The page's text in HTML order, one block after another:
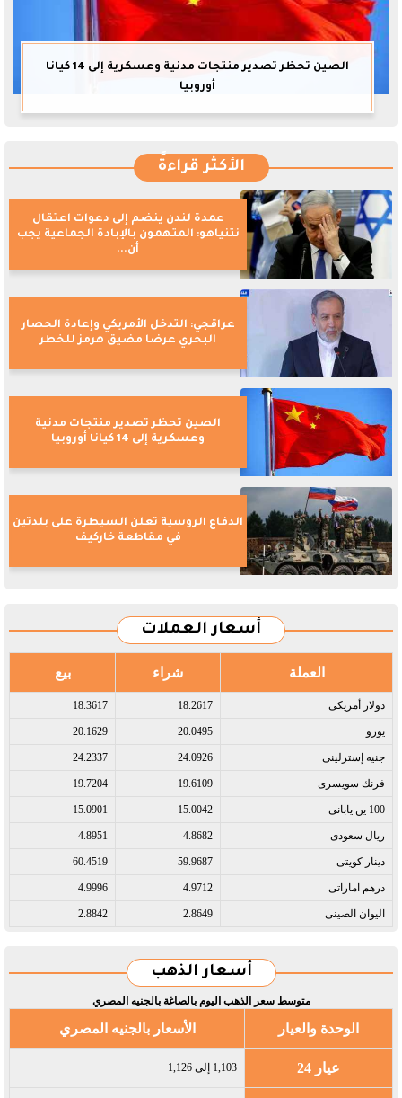
الصين تحظر تصدير منتجات مدنية وعسكرية إلى 14 كيانا
أوروبيا
الأكثر قراءةً
عمدة لندن ينضم إلى دعوات اعتقال
نتنياهو: المتهمون بالإبادة الجماعية يجب
أن...
عراقجي: التدخل الأمريكي وإعادة الحصار
البحري عرضا مضيق هرمز للخطر
الصين تحظر تصدير منتجات مدنية
وعسكرية إلى 14 كيانا أوروبيا
الدفاع الروسية تعلن السيطرة على بلدتين
في مقاطعة خاركيف
أسعار العملات
العملة شراء بيع
دولار أمريكى​ 18.2617
18.3617
يورو​ 20.0495
20.1629
جنيه إسترلينى​ 24.0926
24.2337
فرنك سويسرى​ 19.6109
19.7204
100 ين يابانى​ 15.0042
15.0901
ريال سعودى​ 4.8682
4.8951
دينار كويتى​ 59.9687
60.4519
درهم اماراتى​ 4.9712
4.9996
اليوان الصينى​ 2.8649
2.8842
أسعار الذهب
متوسط سعر الذهب اليوم بالصاغة بالجنيه المصري
الوحدة والعيار الأسعار بالجنيه المصري
عيار 24 1,103 إلى 1,126